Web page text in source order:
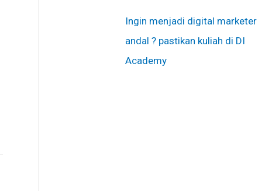
Ingin menjadi digital marketer
andal ? pastikan kuliah di DI
Academy